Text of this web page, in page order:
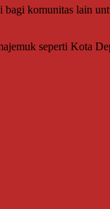
bagi komunitas lain
seperti Kota